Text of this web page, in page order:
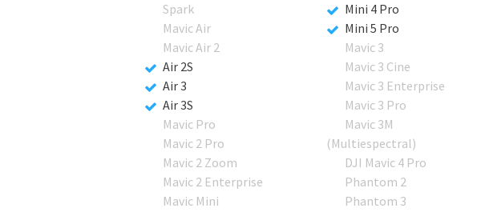
Spark
Mavic Air
Mavic Air 2
Air 2S
Air 3
Air 3S
Mavic Pro
Mavic 2 Pro
Mavic 2 Zoom
Mavic 2 Enterprise
Mavic Mini
Mini 4 Pro
Mini 5 Pro
Mavic 3
Mavic 3 Cine
Mavic 3 Enterprise
Mavic 3 Pro
Mavic 3M
(Multiespectral)
DJI Mavic 4 Pro
Phantom 2
Phantom 3